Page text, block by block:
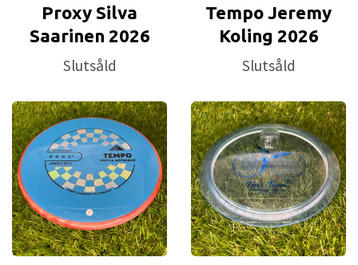
Proxy Silva
Saarinen 2026
Slutsåld
Tempo Jeremy
Koling 2026
Slutsåld